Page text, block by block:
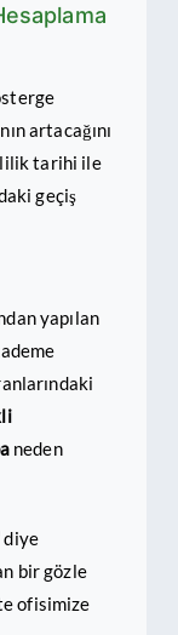
artacağını
tarihi ile
geçiş
yapılan
neden
diye
bir gözle
ofisimize